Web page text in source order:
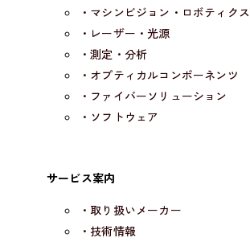
・マシンビジョン・ロボティクス
・レーザー・光源
・測定・分析
・オプティカルコンポーネンツ
・ファイバーソリューション
・ソフトウェア
サービス案内
・取り扱いメーカー
・技術情報